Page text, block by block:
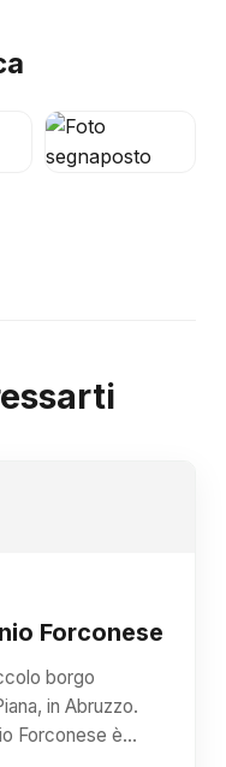
Forconese
borgo
in Abruzzo.
Forconese è…